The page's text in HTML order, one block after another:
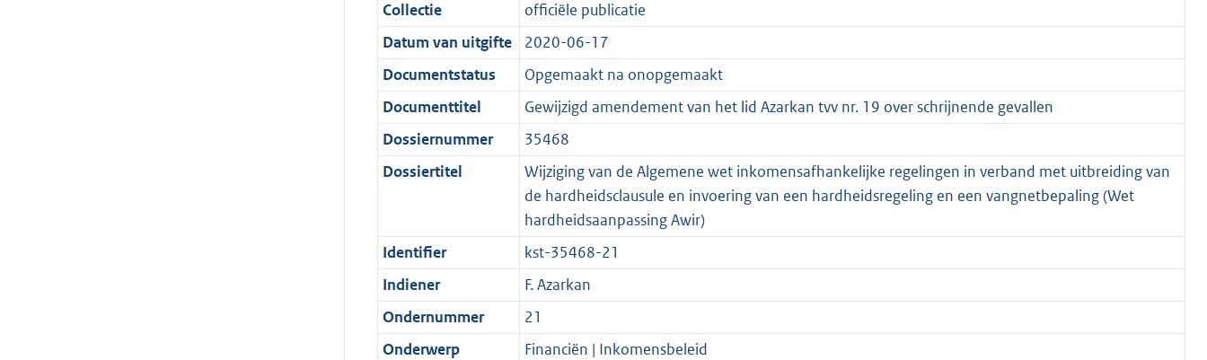
i
e
i
n
f
o
r
a
t
3
7
K
b
t
i
e
i
n
f
o
a
a
t
:
7
K
b
a
t
i
e
i
n
f
m
a
a
t
e
:
3
K
b
c
a
t
i
e
i
n
r
m
a
a
t
t
e
:
5
K
b
d
s
g
r
o
t
t
e
:
2
K
n
d
s
g
r
o
t
t
e
:
b
Collectie
officiële publicatie
Datum van uitgifte
2020-06-17
Documentstatus
Opgemaakt na onopgemaakt
Documenttitel
Gewijzigd amendement van het lid Azarkan tvv nr. 19 over schrijnende gevallen
Dossiernummer
35468
Dossiertitel
Wijziging van de Algemene wet inkomensafhankelijke regelingen in verband met uitbreiding van
de hardheidsclausule en invoering van een hardheidsregeling en een vangnetbepaling (Wet
hardheidsaanpassing Awir)
Identifier
kst-35468-21
Indiener
F. Azarkan
Ondernummer
21
Onderwerp
Financiën | Inkomensbeleid